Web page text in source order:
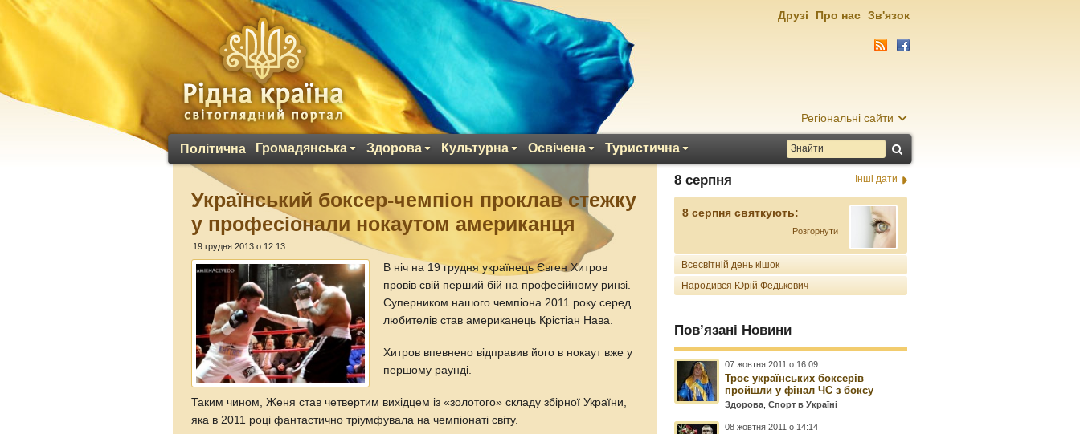
Регіональні сайти
Політична Громадянська Здорова Культурна Освічена Туристична
Друзі Про нас Зв'язок
Український боксер-чемпіон проклав стежку
у професіонали нокаутом американця
19 грудня 2013 о 12:13
В ніч на 19 грудня українець Євген Хитров
провів свій перший бій на професійному ринзі.
Суперником нашого чемпіона 2011 року серед
любителів став американець Крістіан Нава.
Хитров впевнено відправив його в нокаут вже у
першому раунді.
Таким чином, Женя став четвертим вихідцем із «золотого» складу збірної України,
яка в 2011 році фантастично тріумфувала на чемпіонаті світу.
8 серпня Інші дати
8 серпня святкують:
Розгорнути
Всесвітній день кішок
Народився Юрій Федькович
Пов’язані Новини
07 жовтня 2011 о 16:09
Троє українських боксерів
пройшли у фінал ЧС з боксу
Здорова ,Спорт в Україні
08 жовтня 2011 о 14:14